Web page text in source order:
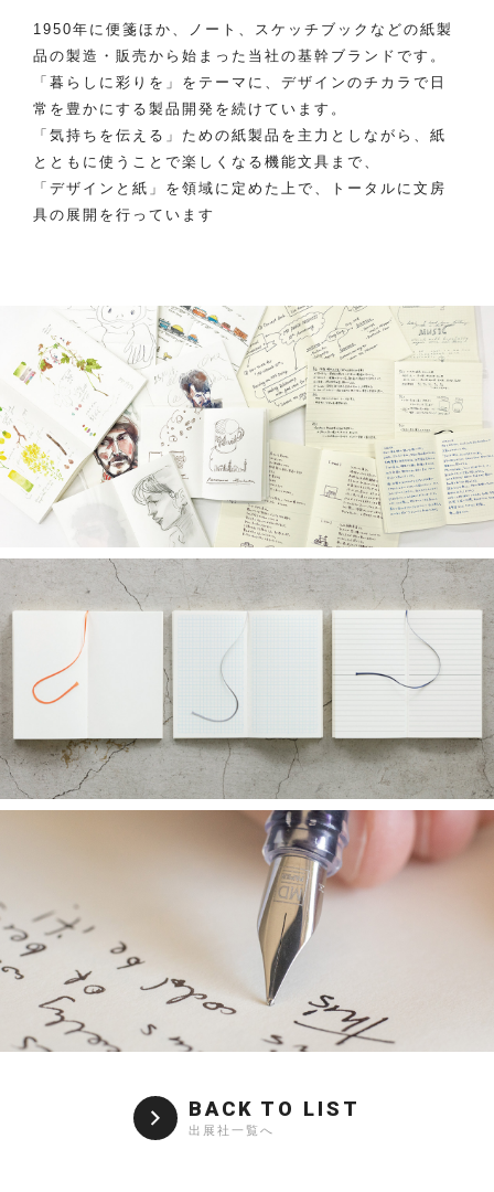
1950年に便箋ほか、ノート、スケッチブックなどの紙製
品の製造・販売から始まった当社の基幹ブランドです。
「暮らしに彩りを」をテーマに、デザインのチカラで日
常を豊かにする製品開発を続けています。
「気持ちを伝える」ための紙製品を主力としながら、紙
とともに使うことで楽しくなる機能文具まで、
「デザインと紙」を領域に定めた上で、トータルに文房
具の展開を行っています
BACK TO LIST
出展社一覧へ